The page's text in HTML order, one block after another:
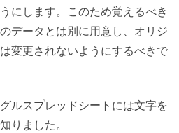
にします。このため覚えるべき
データとは別に用意し、オリジ
変更されないようにするべきで
ルスプレッドシートには文字を
りました。